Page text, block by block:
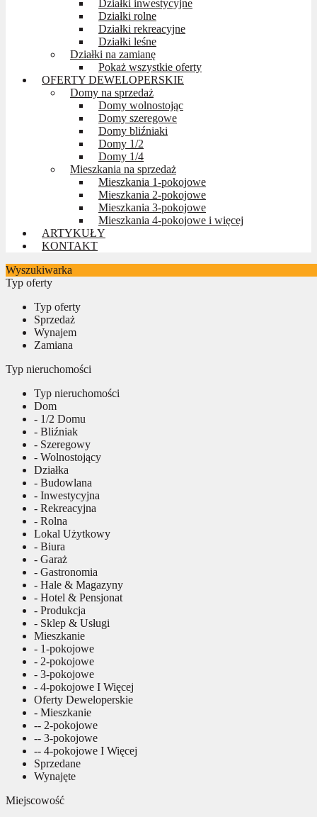
Działki inwestycyjne
Działki rolne
Działki rekreacyjne
Działki leśne
Działki na zamianę
Pokaż wszystkie oferty
OFERTY DEWELOPERSKIE
Domy na sprzedaż
Domy wolnostojąc
Domy szeregowe
Domy bliźniaki
Domy 1/2
Domy 1/4
Mieszkania na sprzedaż
Mieszkania 1-pokojowe
Mieszkania 2-pokojowe
Mieszkania 3-pokojowe
Mieszkania 4-pokojowe i więcej
ARTYKUŁY
KONTAKT
Wyszukiwarka
Typ oferty
Typ oferty
Sprzedaż
Wynajem
Zamiana
Typ nieruchomości
Typ nieruchomości
Dom
- 1/2 Domu
- Bliźniak
- Szeregowy
- Wolnostojący
Działka
- Budowlana
- Inwestycyjna
- Rekreacyjna
- Rolna
Lokal Użytkowy
- Biura
- Garaż
- Gastronomia
- Hale & Magazyny
- Hotel & Pensjonat
- Produkcja
- Sklep & Usługi
Mieszkanie
- 1-pokojowe
- 2-pokojowe
- 3-pokojowe
- 4-pokojowe I Więcej
Oferty Deweloperskie
- Mieszkanie
-- 2-pokojowe
-- 3-pokojowe
-- 4-pokojowe I Więcej
Sprzedane
Wynajęte
Miejscowość